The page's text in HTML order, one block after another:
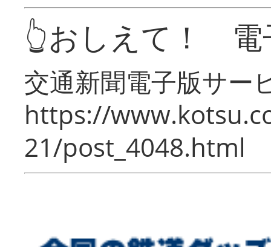
👆おしえて！ 電
交通新聞電子版サー
https://
21/post_4048.html